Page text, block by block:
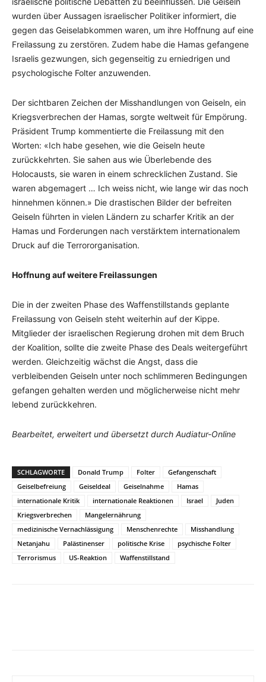
wurden über Aussagen israelischer Politiker informiert, die
gegen das Geiselabkommen waren, um ihre Hoffnung auf eine
Freilassung zu zerstören. Zudem habe die Hamas gefangene
Israelis gezwungen, sich gegenseitig zu erniedrigen und
psychologische Folter anzuwenden.
Der sichtbaren Zeichen der Misshandlungen von Geiseln, ein
Kriegsverbrechen der Hamas, sorgte weltweit für Empörung.
Präsident Trump kommentierte die Freilassung mit den
Worten: «Ich habe gesehen, wie die Geiseln heute
zurückkehrten. Sie sahen aus wie Überlebende des
Holocausts, sie waren in einem schrecklichen Zustand. Sie
waren abgemagert … Ich weiss nicht, wie lange wir das noch
hinnehmen können.» Die drastischen Bilder der befreiten
Geiseln führten in vielen Ländern zu scharfer Kritik an der
Hamas und Forderungen nach verstärktem internationalem
Druck auf die Terrororganisation.
Hoffnung auf weitere Freilassungen
Die in der zweiten Phase des Waffenstillstands geplante
Freilassung von Geiseln steht weiterhin auf der Kippe.
Mitglieder der israelischen Regierung drohen mit dem Bruch
der Koalition, sollte die zweite Phase des Deals weitergeführt
werden. Gleichzeitig wächst die Angst, dass die
verbleibenden Geiseln unter noch schlimmeren Bedingungen
gefangen gehalten werden und möglicherweise nicht mehr
lebend zurückkehren.
Bearbeitet, erweitert und übersetzt durch Audiatur-Online
SCHLAGWORTE Donald Trump Folter
Gefangenschaft
Geiselbefreiung
Geiseldeal Geiselnahme
Hamas
internationale Kritik
internationale Reaktionen Israel
Juden
Kriegsverbrechen
Mangelernährung
medizinische Vernachlässigung
Menschenrechte
Misshandlung
Netanjahu
Palästinenser politische Krise
psychische Folter
Terrorismus
US-Reaktion Waffenstillstand